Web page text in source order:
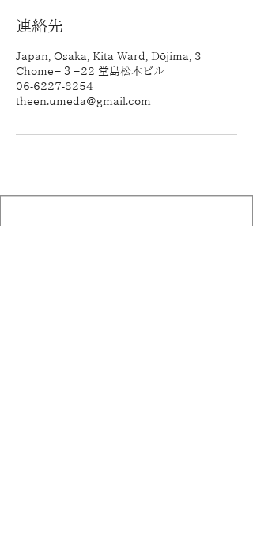
連絡先
Japan, Osaka, Kita Ward, Dōjima, 3
Chome−３−22 堂島松本ビル
06-6227-8254
theen.umeda@gmail.com